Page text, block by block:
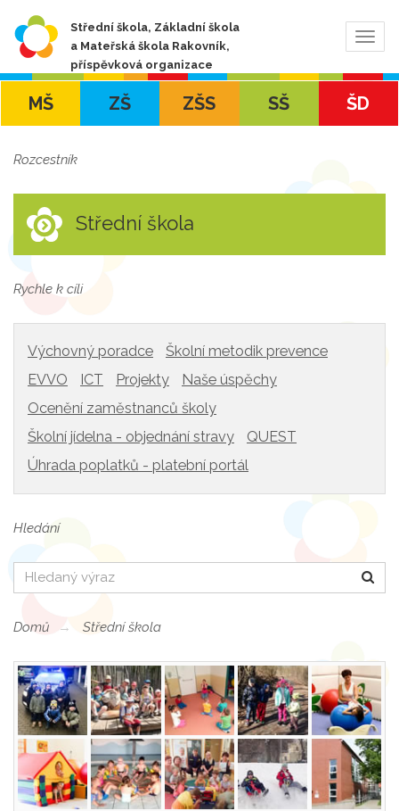
Střední škola, Základní škola
a Mateřská škola Rakovník,
příspěvková organizace
MŠ ZŠ ZŠS SŠ ŠD
Rozcestník
Střední škola
Rychle k cíli
Výchovný poradce
Školní metodik prevence
EVVO
ICT Projekty
Naše úspěchy
Ocenění zaměstnanců školy
Školní jídelna - objednání stravy
QUEST
Úhrada poplatků - platební portál
Hledání
Hledat
Domů Střední škola